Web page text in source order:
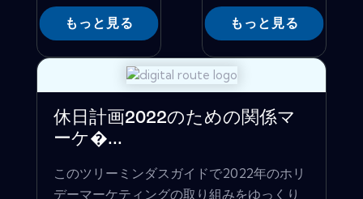
もっと見る もっと見る
休日計画2022のための関係マ
ーケ�...
このツリーミンダスガイドで2022年のホリ
デーマーケティングの取り組みをゆっくり